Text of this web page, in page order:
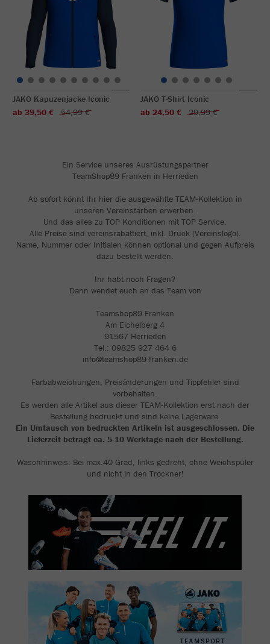
JAKO Kapuzenjacke Iconic
ab 39,50 €
54,99 €
JAKO T-Shirt Iconic
ab 24,50 €
29,99 €
Ein Service unseres Ausrüstungspartner
TeamShop89 Franken in Herrieden
Ab sofort könnt Ihr hier die ausgewählte TEAM-Kollektion in
unseren Vereinsfarben erwerben.
Und das alles zu TOP Konditionen mit TOP Service.
Alle Preise sind vereinsrabattiert, inkl. Druck (Vereinslogo).
Name, Nummer oder Initialen können optional und gegen Aufpreis
dazu bestellt werden.
Ihr habt noch Fragen?
Dann wendet euch an das Team von
Teamshop89 Franken
Am Eichelberg 4
91567 Herrieden
Tel.: 09825 927 464 6
info@teamshop89-franken.de
Farbabweichungen, Preisänderungen und Tippfehler sind
vorbehalten.
Es werden alle Artikel aus dieser TEAM-Kollektion erst nach der
Bestellung bedruckt und sind keine Lagerware.
Ein Umtausch von bedruckten Artikeln ist ausgeschlossen. Die
Lieferzeit beträgt ca. 5-10 Werktage nach der Bestellung.
Waschhinweis: Bei max.40 Grad, links gedreht, ohne Weichspüler
und nicht in den Trockner!